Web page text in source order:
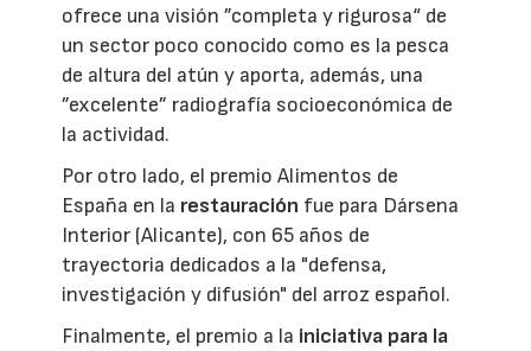
ofrece una visión ”completa y rigurosa“ de
un sector poco conocido como es la pesca
de altura del atún y aporta, además, una
”excelente” radiografía socioeconómica de
la actividad.
Por otro lado, el premio Alimentos de
España en la restauración fue para Dársena
Interior (Alicante), con 65 años de
trayectoria dedicados a la "defensa,
investigación y difusión" del arroz español.
Finalmente, el premio a la iniciativa para la